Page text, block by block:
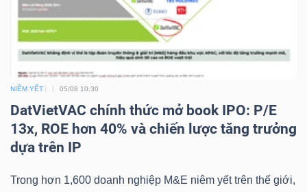
NIÊM YẾT 05/08 10:30
DatVietVAC chính thức mở book IPO: P/E
13x, ROE hơn 40% và chiến lược tăng trưởng
dựa trên IP
Trong hơn 1,600 doanh nghiệp M&E niêm yết trên thế giới,
CÔNG
NGHIỆP
DÙNG
THIẾT